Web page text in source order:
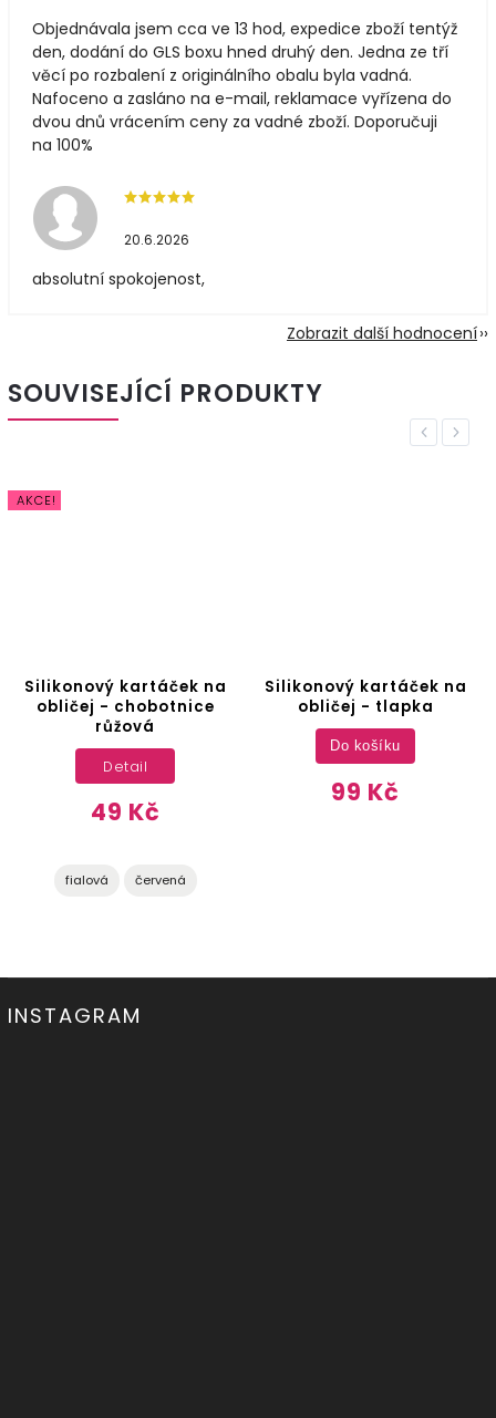
Objednávala jsem cca ve 13 hod, expedice zboží tentýž
den, dodání do GLS boxu hned druhý den. Jedna ze tří
věcí po rozbalení z originálního obalu byla vadná.
Nafoceno a zasláno na e-mail, reklamace vyřízena do
dvou dnů vrácením ceny za vadné zboží. Doporučuji
na 100%
20.6.2026
absolutní spokojenost,
Zobrazit další hodnocení
SOUVISEJÍCÍ PRODUKTY
Previous
AKCE!
Silikonový kartáček na
obličej - chobotnice
růžová
49 Kč
Detail
fialová červená
Silikonový kartáček na
obličej - tlapka
99 Kč
Do košíku
Next
INSTAGRAM